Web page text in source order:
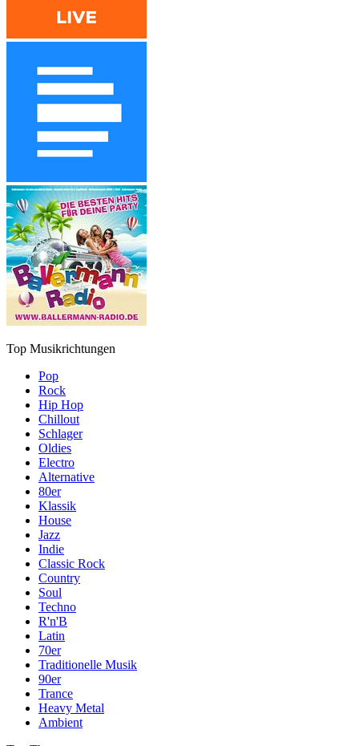
Top Musikrichtungen
Pop
Rock
Hip Hop
Chillout
Schlager
Oldies
Electro
Alternative
80er
Klassik
House
Jazz
Indie
Classic Rock
Country
Soul
Techno
R'n'B
Latin
70er
Traditionelle Musik
90er
Trance
Heavy Metal
Ambient